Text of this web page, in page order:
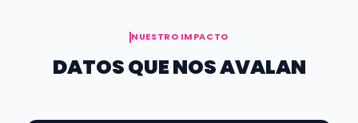
NUESTRO IMPACTO
DATOS QUE NOS AVALAN